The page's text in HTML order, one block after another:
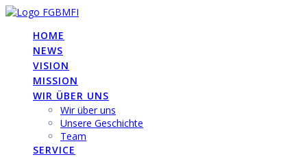
Skip
contentHOME
NEWS
VISION
MISSION
WIR ÜBER UNS
Wir über uns
Unsere Geschichte
Team
SERVICE